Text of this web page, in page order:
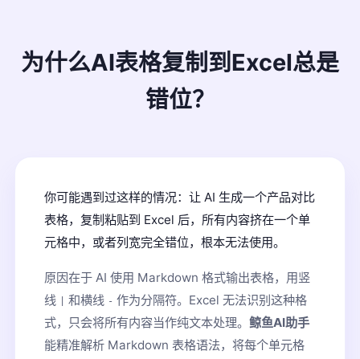
为什么AI表格复制到Excel总是
错位？
你可能遇到过这样的情况：让 AI 生成一个产品对比
表格，复制粘贴到 Excel 后，所有内容挤在一个单
元格中，或者列宽完全错位，根本无法使用。
原因在于 AI 使用 Markdown 格式输出表格，用竖
线
和横线 - 作为分隔符。Excel 无法识别这种格
式，只会将所有内容当作纯文本处理。 鲸鱼AI助手
能精准解析 Markdown 表格语法，将每个单元格